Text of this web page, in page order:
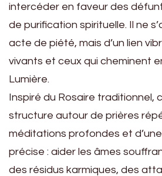
intercéder en faveur des
de purification spirituelle. Il ne
acte de piété, mais d’un lien
vivants et ceux qui cheminent
Lumière.
Inspiré du Rosaire traditionnel,
structure autour de prières
méditations profondes et
précise : aider les âmes
des résidus karmiques, des